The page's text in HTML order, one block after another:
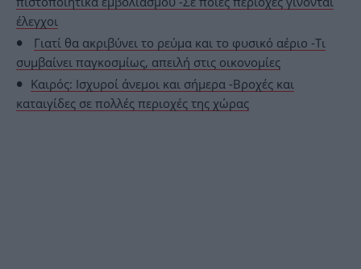
έλεγχοι
Γιατί θα ακριβύνει το ρεύμα και το φυσικό αέριο -Τι
συμβαίνει παγκοσμίως, απειλή στις οικονομίες
Καιρός: Ισχυροί άνεμοι και σήμερα -Βροχές και
καταιγίδες σε πολλές περιοχές της χώρας